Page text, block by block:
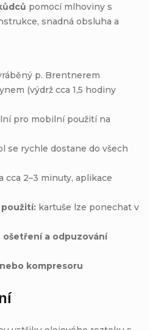
pomocí mlhoviny s
snadná obsluha a
p. Brentnerem
(výdrž cca 1,5 hodiny
pro mobilní použití na
se rychle dostane do všech
cca 2–3 minuty, aplikace
kartuše lze ponechat v
a odpuzování
kompresoru